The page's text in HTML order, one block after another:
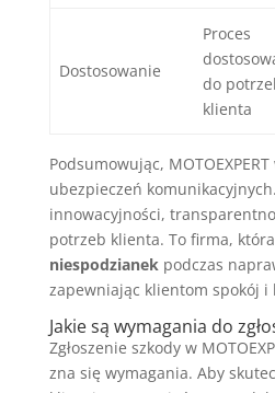
Dostosowanie
Proces
do
klienta
Podsumowując,
ubezpieczeń
innowacyjności,
potrzeb klienta. To firma,
niespodzianek podczas
zapewniając klientom spokój i
Jakie są wymagania do
Zgłoszenie szkody w
zna się wymagania. Aby